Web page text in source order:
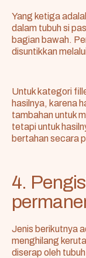
Yang ketiga
dalam tubuh si
bagian bawah.
disuntikkan
Untuk kategori
hasilnya, karena
tambahan untuk
tetapi untuk
bertahan secara
4.
Jenis berikutnya
menghilang
diserap oleh